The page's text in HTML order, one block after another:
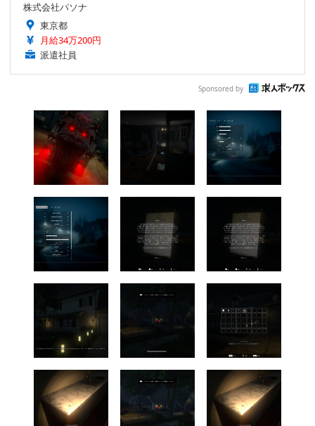
株式会社パソナ
東京都
月給34万200円
派遣社員
Sponsored by